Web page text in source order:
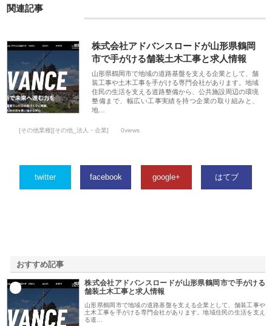
関連記事
株式会社アドバンスロードが山形県鶴岡
市で手がける舗装土木工事と求人情報
山形県鶴岡市で地域の道路基盤を支える企業として、舗
装工事や土木工事を手がける専門会社があります。地域
住民の生活を支える道路整備から、公共施設周辺の環境
整備まで、幅広い工事実績を持つ企業の取り組みと、
地…
[その他業種][その他_法人・企業] 0views
twitter facebook google+ はてブ
おすすめ記事
株式会社アドバンスロードが山形県鶴岡市で手がける
舗装土木工事と求人情報
山形県鶴岡市で地域の道路基盤を支える企業として、舗装工事や
土木工事を手がける専門会社があります。地域住民の生活を支え
る道…